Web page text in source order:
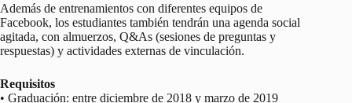
Además de entrenamientos con diferentes equipos de
Facebook, los estudiantes también tendrán una agenda social
agitada, con almuerzos, Q&As (sesiones de preguntas y
respuestas) y actividades externas de vinculación.
Requisitos
• Graduación: entre diciembre de 2018 y marzo de 2019